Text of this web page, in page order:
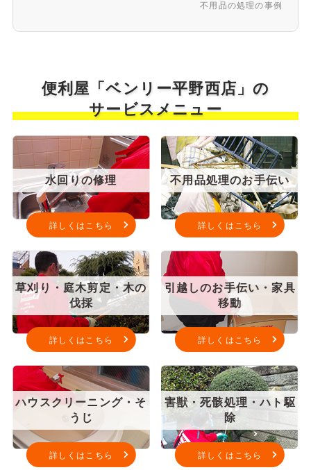
不用品の処理の事例
便利屋「ベンリー平野西店」の
サービスメニュー
水回りの修理
詳しくはこちら
不用品処理のお手伝い
詳しくはこちら
草刈り・庭木剪定・木の
伐採
詳しくはこちら
引越しのお手伝い・家具
移動
詳しくはこちら
ハウスクリーニング・そ
うじ
詳しくはこちら
害獣・死骸処理・ハト駆
除
詳しくはこちら